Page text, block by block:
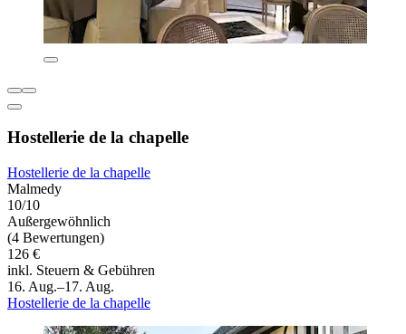
Hostellerie de la chapelle
Hostellerie de la chapelle
Malmedy
10/10
Außergewöhnlich
(4 Bewertungen)
126 €
inkl. Steuern & Gebühren
16. Aug.–17. Aug.
Hostellerie de la chapelle